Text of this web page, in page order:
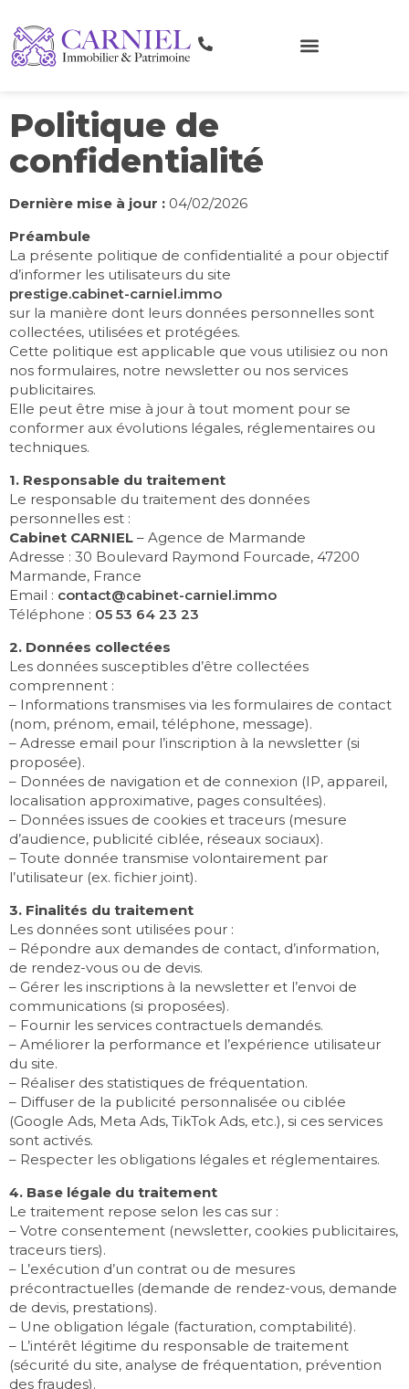
Politique de
confidentialité
Dernière mise à jour : 04/02/2026
Préambule
La présente politique de confidentialité a pour objectif
d’informer les utilisateurs du site
prestige.cabinet-carniel.immo
sur la manière dont leurs données personnelles sont
collectées, utilisées et protégées.
Cette politique est applicable que vous utilisiez ou non
nos formulaires, notre newsletter ou nos services
publicitaires.
Elle peut être mise à jour à tout moment pour se
conformer aux évolutions légales, réglementaires ou
techniques.
1. Responsable du traitement
Le responsable du traitement des données
personnelles est :
Cabinet CARNIEL – Agence de Marmande
Adresse : 30 Boulevard Raymond Fourcade, 47200
Marmande, France
Email : contact@cabinet-carniel.immo
Téléphone : 05 53 64 23 23
2. Données collectées
Les données susceptibles d’être collectées
comprennent :
– Informations transmises via les formulaires de contact
(nom, prénom, email, téléphone, message).
– Adresse email pour l’inscription à la newsletter (si
proposée).
– Données de navigation et de connexion (IP, appareil,
localisation approximative, pages consultées).
– Données issues de cookies et traceurs (mesure
d’audience, publicité ciblée, réseaux sociaux).
– Toute donnée transmise volontairement par
l’utilisateur (ex. fichier joint).
3. Finalités du traitement
Les données sont utilisées pour :
– Répondre aux demandes de contact, d’information,
de rendez-vous ou de devis.
– Gérer les inscriptions à la newsletter et l’envoi de
communications (si proposées).
– Fournir les services contractuels demandés.
– Améliorer la performance et l’expérience utilisateur
du site.
– Réaliser des statistiques de fréquentation.
– Diffuser de la publicité personnalisée ou ciblée
(Google Ads, Meta Ads, TikTok Ads, etc.), si ces services
sont activés.
– Respecter les obligations légales et réglementaires.
4. Base légale du traitement
Le traitement repose selon les cas sur :
– Votre consentement (newsletter, cookies publicitaires,
traceurs tiers).
– L’exécution d’un contrat ou de mesures
précontractuelles (demande de rendez-vous, demande
de devis, prestations).
– Une obligation légale (facturation, comptabilité).
– L’intérêt légitime du responsable de traitement
(sécurité du site, analyse de fréquentation, prévention
des fraudes).